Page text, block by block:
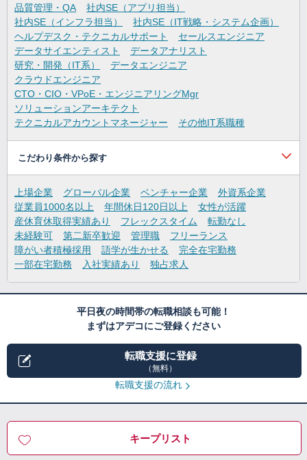
品質管理・QA
社内SE（アプリ担当）
社内SE（インフラ担当）
社内SE（IT戦略・システム企画）
ヘルプデスク・テクニカルサポート
セールスエンジニア
データサイエンティスト
データアナリスト
研究・開発（IT系）
データエンジニア
クラウドエンジニア
CTO・CIO・VPoE・エンジニアリングMgr
ソリューションアーキテクト
テクニカルアカウントマネージャー
その他IT系職種
こだわり条件から探す
上場企業 グローバル企業 ベンチャー企業
外資系企業
従業員1000名以上
年間休日120日以上
女性が活躍
産休育休取得実績あり
フレックスタイム
転勤なし
未経験可
第二新卒歓迎 管理職
フリーランス
障がい者積極採用
語学が生かせる
完全在宅勤務
一部在宅勤務
入社実績あり 独占求人
平日夜の時間帯の転職相談も可能！
まずはアデコにご登録ください
転職支援に登録
（無料）
転職支援の流れ
キープリスト